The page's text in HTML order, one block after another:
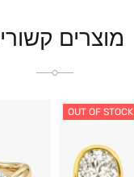
מוצרים
OUT OF STOCK